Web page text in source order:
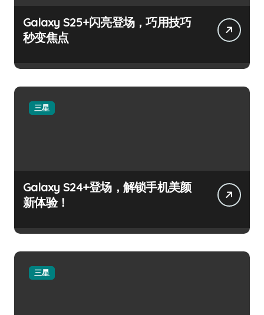
Galaxy S25+闪亮登场，巧用技巧
秒变焦点
三星
Galaxy S24+登场，解锁手机美颜
新体验！
三星